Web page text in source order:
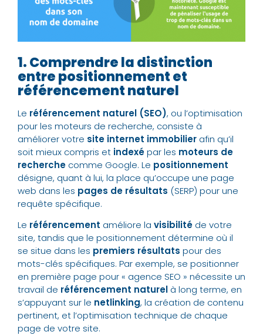
1. Comprendre la distinction
entre positionnement et
référencement naturel
Le référencement naturel (SEO), ou l’optimisation
pour les moteurs de recherche, consiste à
améliorer votre site internet immobilier afin qu’il
soit mieux compris et indexépar les moteurs de
recherche comme Google. Le positionnement
désigne, quant à lui, la place qu’occupe une page
web dans les pages de résultats (SERP) pour une
requête spécifique.
Le référencement améliore la visibilité de votre
site, tandis que le positionnement détermine où il
se situe dans les premiers résultats pour des
mots-clés spécifiques. Par exemple, se positionner
en première page pour « agence SEO » nécessite un
travail de référencement naturel à long terme, en
s’appuyant sur le netlinking, la création de contenu
pertinent, et l’optimisation technique de chaque
page de votre site.